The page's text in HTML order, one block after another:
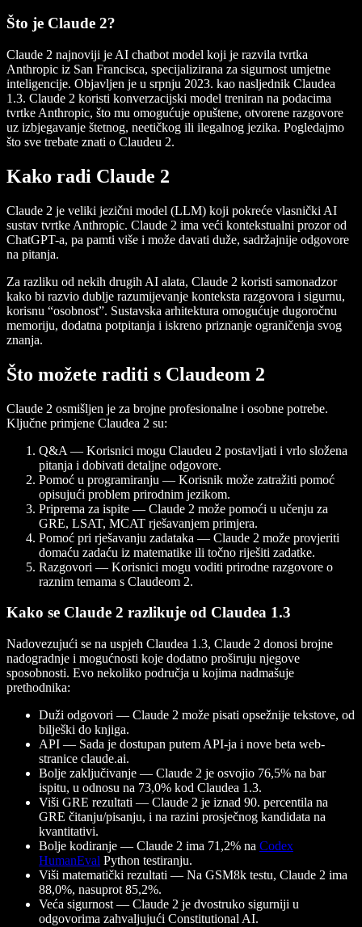
Što je Claude 2?
Claude 2 najnoviji je AI chatbot model koji je razvila tvrtka
Anthropic iz San Francisca, specijalizirana za sigurnost umjetne
inteligencije. Objavljen je u srpnju 2023. kao nasljednik Claudea
1.3. Claude 2 koristi konverzacijski model treniran na podacima
tvrtke Anthropic, što mu omogućuje opuštene, otvorene razgovore
uz izbjegavanje štetnog, neetičkog ili ilegalnog jezika. Pogledajmo
što sve trebate znati o Claudeu 2.
Kako radi Claude 2
Claude 2 je veliki jezični model (LLM) koji pokreće vlasnički AI
sustav tvrtke Anthropic. Claude 2 ima veći kontekstualni prozor od
ChatGPT-a, pa pamti više i može davati duže, sadržajnije odgovore
na pitanja.
Za razliku od nekih drugih AI alata, Claude 2 koristi samonadzor
kako bi razvio dublje razumijevanje konteksta razgovora i sigurnu,
korisnu “osobnost”. Sustavska arhitektura omogućuje dugoročnu
memoriju, dodatna potpitanja i iskreno priznanje ograničenja svog
znanja.
Što možete raditi s Claudeom 2
Claude 2 osmišljen je za brojne profesionalne i osobne potrebe.
Ključne primjene Claudea 2 su:
Q&A — Korisnici mogu Claudeu 2 postavljati i vrlo složena
pitanja i dobivati detaljne odgovore.
Pomoć u programiranju — Korisnik može zatražiti pomoć
opisujući problem prirodnim jezikom.
Priprema za ispite — Claude 2 može pomoći u učenju za
GRE, LSAT, MCAT rješavanjem primjera.
Pomoć pri rješavanju zadataka — Claude 2 može provjeriti
domaću zadaću iz matematike ili točno riješiti zadatke.
Razgovori — Korisnici mogu voditi prirodne razgovore o
raznim temama s Claudeom 2.
Kako se Claude 2 razlikuje od Claudea 1.3
Nadovezujući se na uspjeh Claudea 1.3, Claude 2 donosi brojne
nadogradnje i mogućnosti koje dodatno proširuju njegove
sposobnosti. Evo nekoliko područja u kojima nadmašuje
prethodnika:
Duži odgovori — Claude 2 može pisati opsežnije tekstove, od
bilješki do knjiga.
API — Sada je dostupan putem API-ja i nove beta web-
stranice claude.ai.
Bolje zaključivanje — Claude 2 je osvojio 76,5% na bar
ispitu, u odnosu na 73,0% kod Claudea 1.3.
Viši GRE rezultati — Claude 2 je iznad 90. percentila na
GRE čitanju/pisanju, i na razini prosječnog kandidata na
kvantitativi.
Bolje kodiranje — Claude 2 ima 71,2% na Codex
HumanEval Python testiranju.
Viši matematički rezultati — Na GSM8k testu, Claude 2 ima
88,0%, nasuprot 85,2%.
Veća sigurnost — Claude 2 je dvostruko sigurniji u
odgovorima zahvaljujući Constitutional AI.